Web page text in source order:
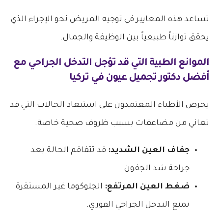
تساعد هذه المعايير في توجيه المريض نحو الإجراء الذي
يحقق توازناً طبيعياً بين الوظيفة والجمال.
الموانع الطبية التي قد تؤجل التدخل الجراحي مع
أفضل دكتور تجميل عيون في تركيا
يحرص الأطباء المعتمدون على استبعاد الحالات التي قد
تعاني من مضاعفات بسبب ظروف صحية خاصة.
جفاف العين الشديد: قد تتفاقم الحالة بعد
جراحة شد الجفون.
ضغط العين المرتفع: الجلوكوما غير المستقرة
تمنع التدخل الجراحي الفوري.